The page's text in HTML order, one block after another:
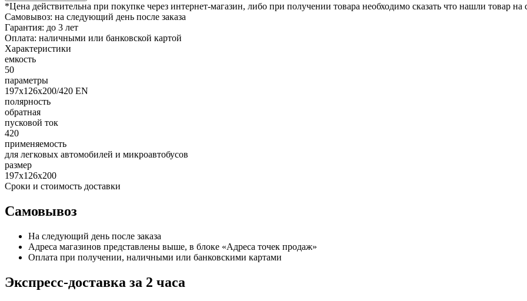
*Цена действительна при покупке через интернет-магазин, либо при получении товара необходимо сказать что нашли товар на
Самовывоз: на следующий день после заказа
Гарантия: до 3 лет
Оплата: наличными или банковской картой
Характеристики
емкость
50
параметры
197х126х200/420 EN
полярность
обратная
пусковой ток
420
применяемость
для легковых автомобилей и микроавтобусов
размер
197х126х200
Сроки и стоимость доставки
Самовывоз
На следующий день после заказа
Адреса магазинов представлены выше, в блоке «Адреса точек продаж»
Оплата при получении, наличными или банковскими картами
Экспресс-доставка за 2 часa